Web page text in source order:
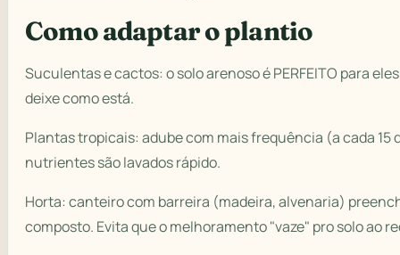
Como adaptar o plantio
Suculentas e cactos: o solo arenoso é PERFEITO para
deixe como está.
Plantas tropicais: adube com mais frequência (a cada 15
nutrientes são lavados rápido.
Horta: canteiro com barreira (madeira, alvenaria)
composto. Evita que o melhoramento "vaze" pro solo ao